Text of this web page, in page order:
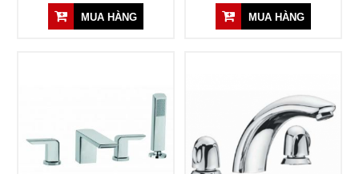
MUA HÀNG MUA HÀNG